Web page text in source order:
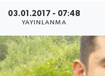
03.01.2017 - 07:48
YAYINLANMA
Medya
Sağlık